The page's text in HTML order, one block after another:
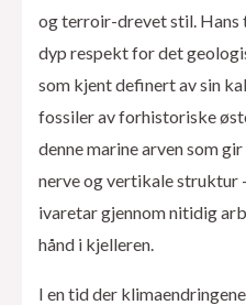
og terroir-drevet stil. Hans
dyp respekt for det
som kjent definert av sin
fossiler av forhistoriske
denne marine arven som
nerve og vertikale struktur
ivaretar gjennom nitidig
hånd i kjelleren.
I en tid der